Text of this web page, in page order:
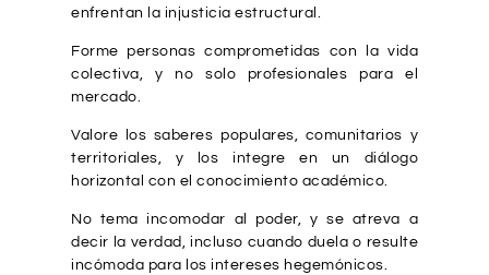
enfrentan la injusticia estructural.
Forme personas comprometidas con la vida
colectiva, y no solo profesionales para el
mercado.
Valore los saberes populares, comunitarios y
territoriales, y los integre en un diálogo
horizontal con el conocimiento académico.
No tema incomodar al poder, y se atreva a
decir la verdad, incluso cuando duela o resulte
incómoda para los intereses hegemónicos.